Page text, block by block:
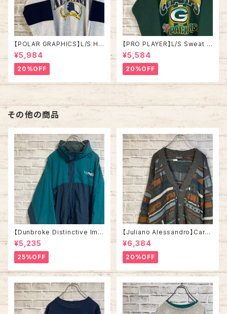
【POLAR GRAPHICS】L/S Hal
fZip Sweat XL Made in US
A 90s “ALASKA” スーベニア
ハーフジップスウェット トレーナ
ー アラスカ お土産モノ vintag
e ヴィンテージ アメリカ USA
古着
¥5,984
20%OFF
【PRO PLAYER】L/S Sweat L
相当 90s Made in USA “PA
CKERS” NFL チームモノ スウ
ェット トレーナー USA製 チーム
ロゴ 1996 CHAMPS 優勝記念
深緑 アメリカ USA 古着
¥5,584
20%OFF
その他の商品
【Dunbroke Distinctive Ima
ges】Nylon jacket XL 90s v
intage ナイロンジャケット 企
業モノ 企業ロゴ 刺繍ロゴ グリ
ーン 切替 ウインドブレーカー
アメリカ USA 古着
¥5,235
25%OFF
【Juliano Alessandro】Cardi
gan L Made in ITALY “EUR
O LINE” カーディガン 総柄 ウ
ール混合 イタリア製 ユーロライ
ン ヨーロッパ 古着
¥6,384
20%OFF